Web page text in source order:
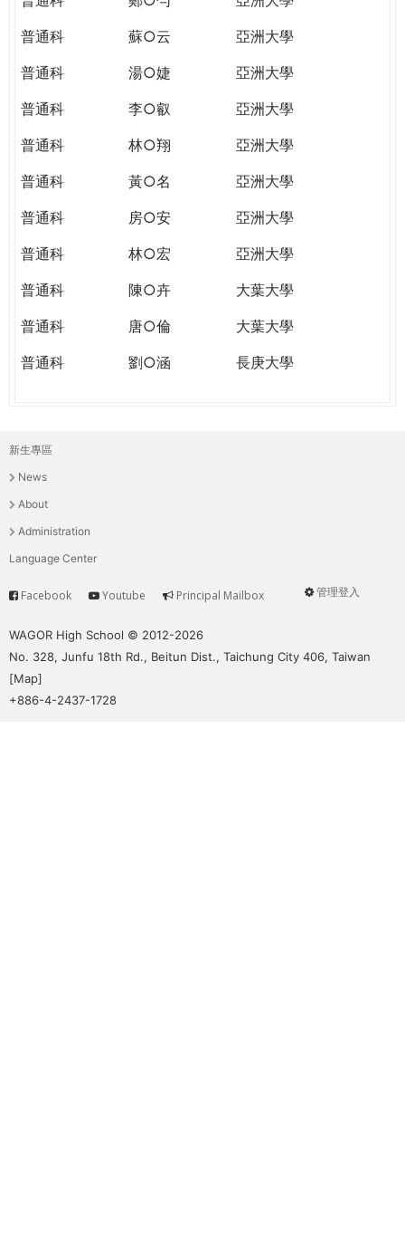
普通科
蘇○云
亞洲大學
普通科
湯○婕
亞洲大學
普通科
李○叡
亞洲大學
普通科
林○翔
亞洲大學
普通科
黃○名
亞洲大學
普通科
房○安
亞洲大學
普通科
林○宏
亞洲大學
普通科
陳○卉
大葉大學
普通科
唐○倫
大葉大學
普通科
劉○涵 長庚大學
主
選
單
新生專區
News
About
Administration
Language Center
User
管理登入
Service
Facebook Youtube Principal Mailbox
WAGOR High School © 2012-2026
No. 328, Junfu 18th Rd., Beitun Dist., Taichung City 406, Taiwan
[Map]
+886-4-2437-1728